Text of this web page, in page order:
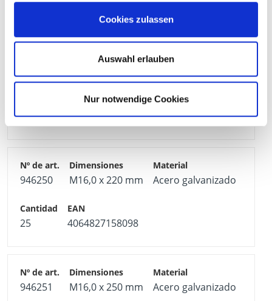
Cookies zulassen
Auswahl erlauben
Nur notwendige Cookies
946249 M16,0 x 175 mm Acero galvanizado
25 4064827158081
946250 M16,0 x 220 mm Acero galvanizado
25 4064827158098
946251 M16,0 x 250 mm Acero galvanizado